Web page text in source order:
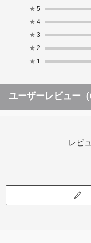
★ 5
★ 4
★ 3
★ 2
★ 1
ユーザーレビュー
レビ